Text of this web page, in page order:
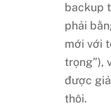
backup
phải
mới với
trọng”),
được
thôi.